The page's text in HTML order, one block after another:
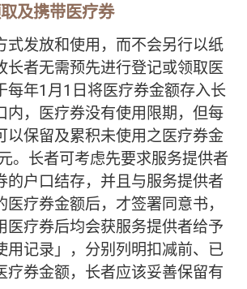
及携带医疗券
式发放和使用，而不会另行以纸
长者无需预先进行登记或领取医
每年1月1日将医疗券金额存入长
内，医疗券没有使用限期，但每
以保留及累积未使用之医疗券金
。长者可考虑先要求服务提供者
的户口结存，并且与服务提供者
疗券金额后，才签署同意书，
医疗券后均会获服务提供者给予
用记录」，分别列明扣减前、已
疗券金额，长者应该妥善保留有